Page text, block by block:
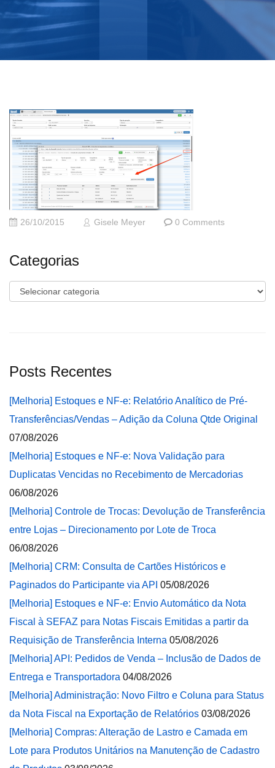
26/10/2015 Gisele Meyer 0 Comments
Categorias
Categorias
Posts Recentes
[Melhoria] Estoques e NF-e: Relatório Analítico de Pré-
Transferências/Vendas – Adição da Coluna Qtde Original
07/08/2026
[Melhoria] Estoques e NF-e: Nova Validação para
Duplicatas Vencidas no Recebimento de Mercadorias
06/08/2026
[Melhoria] Controle de Trocas: Devolução de Transferência
entre Lojas – Direcionamento por Lote de Troca
06/08/2026
[Melhoria] CRM: Consulta de Cartões Históricos e
Paginados do Participante via API 05/08/2026
[Melhoria] Estoques e NF-e: Envio Automático da Nota
Fiscal à SEFAZ para Notas Fiscais Emitidas a partir da
Requisição de Transferência Interna 05/08/2026
[Melhoria] API: Pedidos de Venda – Inclusão de Dados de
Entrega e Transportadora 04/08/2026
[Melhoria] Administração: Novo Filtro e Coluna para Status
da Nota Fiscal na Exportação de Relatórios 03/08/2026
[Melhoria] Compras: Alteração de Lastro e Camada em
Lote para Produtos Unitários na Manutenção de Cadastro